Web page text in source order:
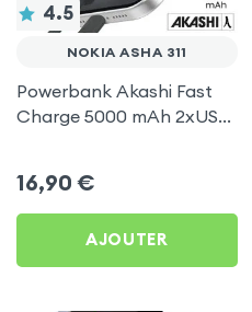
4.5
NOKIA ASHA 311
Powerbank Akashi Fast
Charge 5000 mAh 2xUSB,
16,90 €
AJOUTER